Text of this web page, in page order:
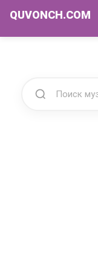
QUVONCH.COM